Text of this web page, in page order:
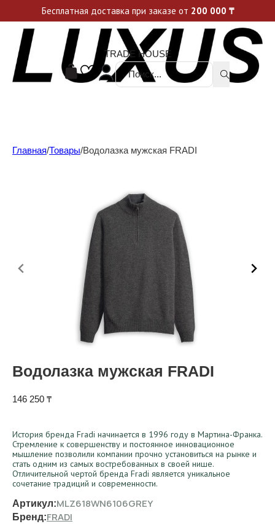
Уникальные акции и спецпредложения каждую неделю, не пропусти свой шанс
TRADE HOUSE
Поиск ...
Главная/Товары/Водолазка мужская FRADI
Водолазка мужская FRADI
146 250 ₸
История бренда Fradi начинается в 1996 году в Мартина-Франка.
Стремление к совершенству и постоянное инновационное
мышление позволили компании прочно установиться на рынке и
стать одним из самых востребованных в своей нише.
Отличительной чертой бренда Fradi является уникальное
сочетание традиций и современности.
Артикул:MLZ618WN6106GREY
Бренд:FRADI
Бесплатная доставка при заказе от 200 000 ₸